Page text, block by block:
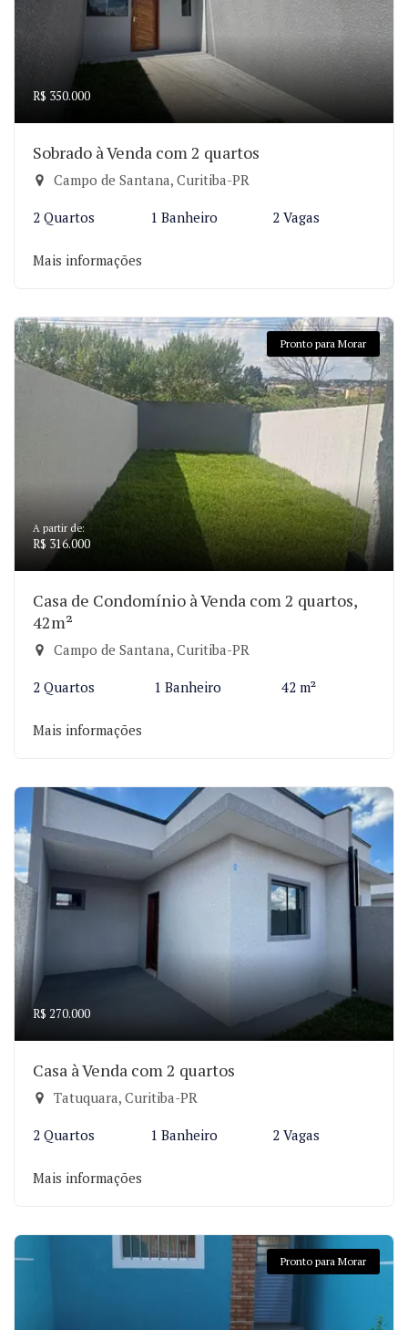
R$ 350.000
Sobrado à Venda com 2 quartos
Campo de Santana, Curitiba-PR
2 Quartos 1 Banheiro 2 Vagas
Mais informações
Pronto para Morar
A partir de:
R$ 316.000
Casa de Condomínio à Venda com 2 quartos,
42m²
Campo de Santana, Curitiba-PR
2 Quartos 1 Banheiro 42 m²
Mais informações
R$ 270.000
Casa à Venda com 2 quartos
Tatuquara, Curitiba-PR
2 Quartos 1 Banheiro 2 Vagas
Mais informações
Pronto para Morar